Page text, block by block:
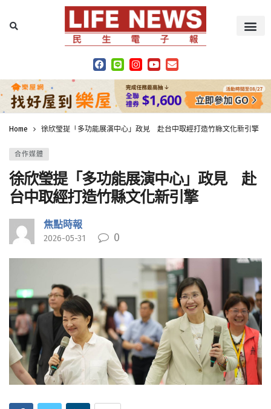
Home 徐欣瑩提「多功能展演中心」政見 赴台中取經打造竹縣文化新引擎
合作媒體
徐欣瑩提「多功能展演中心」政見 赴
台中取經打造竹縣文化新引擎
焦點時報
2026-05-31 0